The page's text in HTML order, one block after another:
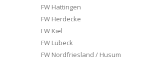
FW Hattingen
FW Herdecke
FW Kiel
FW Lübeck
FW Nordfriesland / Husum